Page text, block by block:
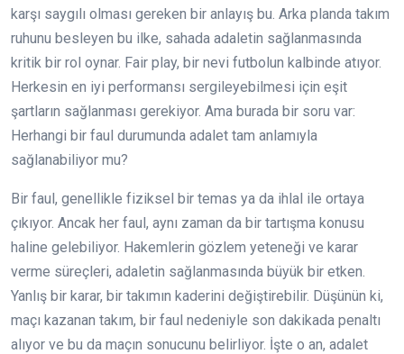
karşı saygılı olması gereken bir anlayış bu. Arka planda takım
ruhunu besleyen bu ilke, sahada adaletin sağlanmasında
kritik bir rol oynar. Fair play, bir nevi futbolun kalbinde atıyor.
Herkesin en iyi performansı sergileyebilmesi için eşit
şartların sağlanması gerekiyor. Ama burada bir soru var:
Herhangi bir faul durumunda adalet tam anlamıyla
sağlanabiliyor mu?
Bir faul, genellikle fiziksel bir temas ya da ihlal ile ortaya
çıkıyor. Ancak her faul, aynı zaman da bir tartışma konusu
haline gelebiliyor. Hakemlerin gözlem yeteneği ve karar
verme süreçleri, adaletin sağlanmasında büyük bir etken.
Yanlış bir karar, bir takımın kaderini değiştirebilir. Düşünün ki,
maçı kazanan takım, bir faul nedeniyle son dakikada penaltı
alıyor ve bu da maçın sonucunu belirliyor. İşte o an, adalet